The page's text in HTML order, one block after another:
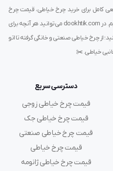
کامل برای خرید چرخ خیاطی، قیمت چرخ
خیاطی، لوازم جانبی و قطعات مرتبط هستیم. در dookhtik.com می‌توانید هر آنچه برای
از چرخ خیاطی صنعتی و خانگی گرفته تا اتو
خیاطی. ✂️
دسترسی سریع
قیمت چرخ خیاطی زوجی
قیمت چرخ خیاطی جک
قیمت چرخ خیاطی صنعتی
قیمت چرخ خیاطی
قیمت چرخ خیاطی ژانومه